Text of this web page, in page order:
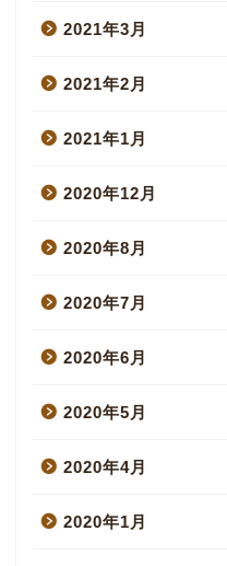
2021年3月
2021年2月
2021年1月
2020年12月
2020年8月
2020年7月
2020年6月
2020年5月
2020年4月
2020年1月